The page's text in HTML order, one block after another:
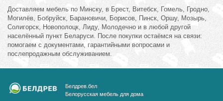
Доставляем мебель по Минску, в Брест, Витебск, Гомель, Гродно,
Могилёв, Бобруйск, Барановичи, Борисов, Пинск, Оршу, Мозырь,
Солигорск, Новополоцк, Лиду, Молодечно и в любой другой
населённый пункт Беларуси. После покупки остаёмся на связи:
помогаем с документами, гарантийными вопросами и
послепродажным обслуживанием.
Белдрев.бел
Белорусская мебель для дома